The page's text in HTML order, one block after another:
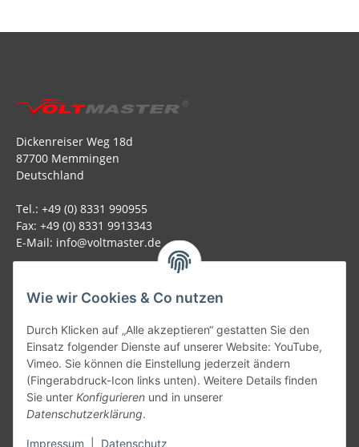
Wie wir Cookies & Co nutzen
Durch Klicken auf „Alle akzeptieren“ gestatten Sie den
Einsatz folgender Dienste auf unserer Website: YouTube,
Vimeo. Sie können die Einstellung jederzeit ändern
(Fingerabdruck-Icon links unten). Weitere Details finden
Sie unter Konfigurieren und in unserer
Datenschutzerklärung.
Impressum Datenschutz
Dickenreiser Weg 18d
87700 Memmingen
Deutschland
Tel.: +49 (0) 8331 990955
Fax: +49 (0) 8331 9913343
E-Mail: info@voltmaster.de
Allgemein
Teil unseres Netzwerks:
SmoliTec - Safety. Simplified. Worldwide. ( B2B Shop )